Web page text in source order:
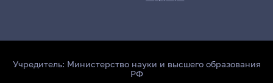
Учредитель: Министерство науки и высшего образования
РФ